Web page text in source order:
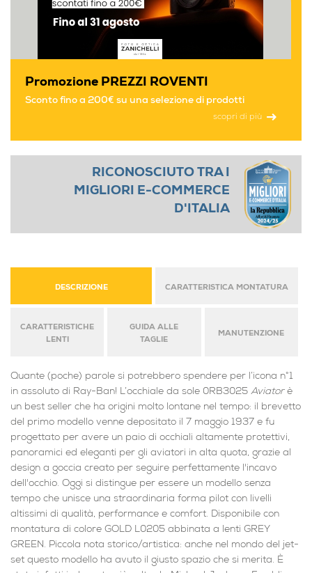
W3400
Promozione PREZZI ROVENTI
Sconto fino a 200€ su una selezione di prodotti
scopri di più
RICONOSCIUTO TRA I
MIGLIORI E-COMMERCE
D'ITALIA
DESCRIZIONE CARATTERISTICA MONTATURA
CARATTERISTICHE
LENTI
GUIDA ALLE
TAGLIE
MANUTENZIONE
Quante (poche) parole si potrebbero spendere per l’icona n°1
in assoluto di Ray-Ban! L’occhiale da sole 0RB3025 Aviatorè
un best seller che ha origini molto lontane nel tempo: il brevetto
del primo modello venne depositato il 7 maggio 1937 e fu
progettato per avere un paio di occhiali altamente protettivi,
panoramici ed eleganti per gli aviatori in alta quota, grazie al
design a goccia creato per seguire perfettamente l'incavo
dell'occhio. Oggi si distingue per essere un modello senza
tempo che unisce una straordinaria forma pilot con livelli
altissimi di qualità, performance e comfort. Disponibile con
montatura di colore GOLD L0205 abbinata a lenti GREY
GREEN. Piccola nota storico/artistica: anche nel mondo del jet-
set questo modello ha avuto il giusto spazio che si merita. È